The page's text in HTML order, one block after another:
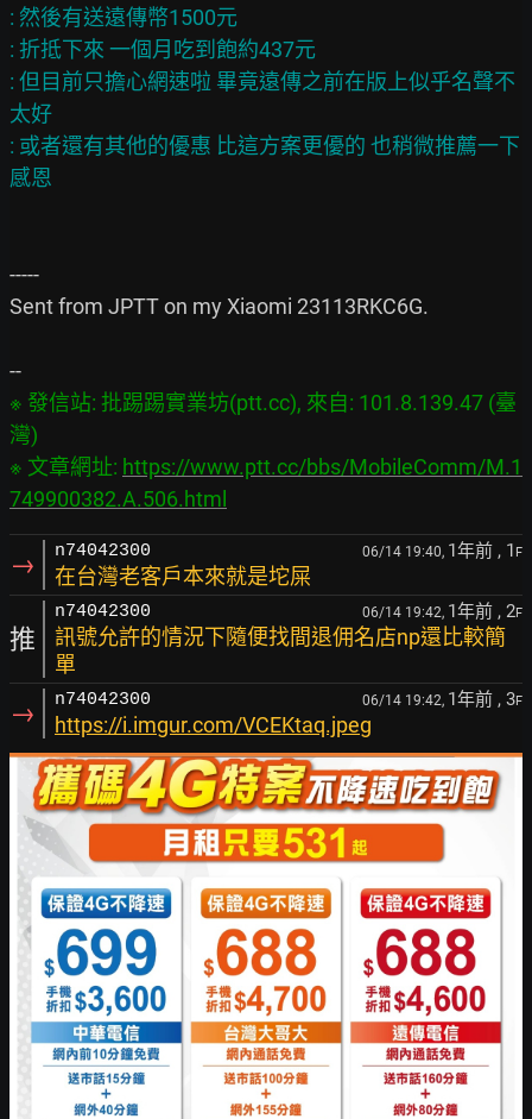
: 然後有送遠傳幣1500元
: 折抵下來 一個月吃到飽約437元
: 但目前只擔心網速啦 畢竟遠傳之前在版上似乎名聲不
太好
: 或者還有其他的優惠 比這方案更優的 也稍微推薦一下
-----
Sent from JPTT on my Xiaomi 23113RKC6G.
※ 發信站: 批踢踢實業坊(ptt.cc), 來自: 101.8.139.47 (臺
灣)
※ 文章網址: https://www.ptt.cc/bbs/MobileComm/M.1
749900382.A.506.html
→ n74042300 06/14 19:40, 1年前 , 1 F
在台灣老客戶本來就是坨屎
推
n74042300 06/14 19:42, 1年前 , 2F
訊號允許的情況下隨便找間退佣名店np還比較簡
單
→ n74042300 06/14 19:42, 1年前 , 3F
https://i.imgur.com/VCEKtaq.jpeg